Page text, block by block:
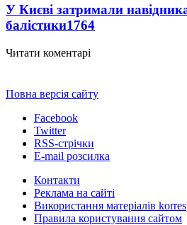
У Києві затримали
балістики1764
Читати коментарі
Повна версія сайту
Facebook
Twitter
RSS-стрічки
E-mail розсилка
Контакти
Реклама на сайті
Використання матеріалів
Правила користування сайтом